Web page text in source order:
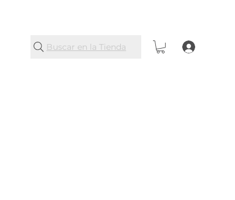
Buscar en la Tienda